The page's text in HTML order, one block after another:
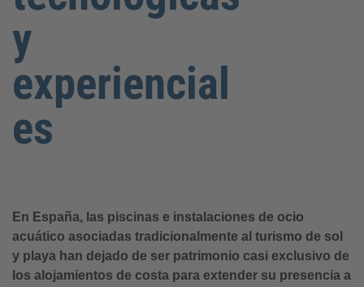
y
experiencial
es
En España, las piscinas e instalaciones de ocio
acuático asociadas tradicionalmente al turismo de sol
y playa han dejado de ser patrimonio casi exclusivo de
los alojamientos de costa para extender su presencia a